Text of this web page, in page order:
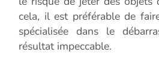
cela, il est préférable de
spécialisée dans le
résultat impeccable.